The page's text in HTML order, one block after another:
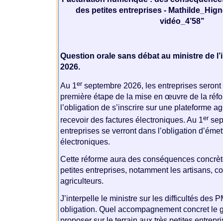
des petites entreprises -
vidéo_4’58’’
.
Question orale sans débat au ministre de
2026.
Au 1erseptembre 2026, les entreprises
première étape de la mise en œuvre de la
l’obligation de s’inscrire sur une plateforme
recevoir des factures électroniques. Au 1er
entreprises se verront dans l’obligation
électroniques.
Cette réforme aura des conséquences
petites entreprises, notamment les artisans,
agriculteurs.
J’interpelle le ministre sur les difficultés des
obligation. Quel accompagnement concret le